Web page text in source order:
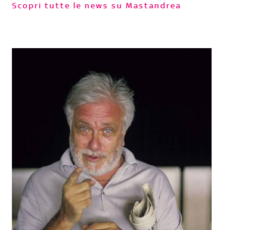
Scopri tutte le news su Mastandrea